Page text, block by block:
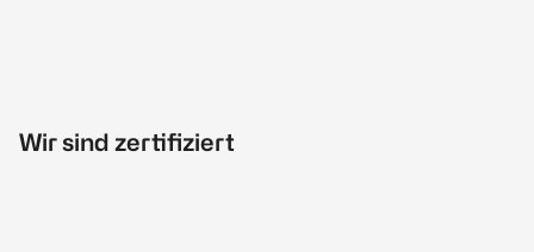
Wir sind zertifiziert